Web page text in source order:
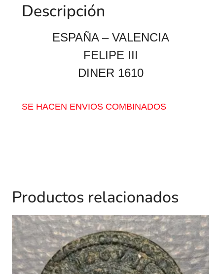
Descripción
ESPAÑA – VALENCIA
FELIPE III
DINER 1610
SE HACEN ENVIOS COMBINADOS
Productos relacionados